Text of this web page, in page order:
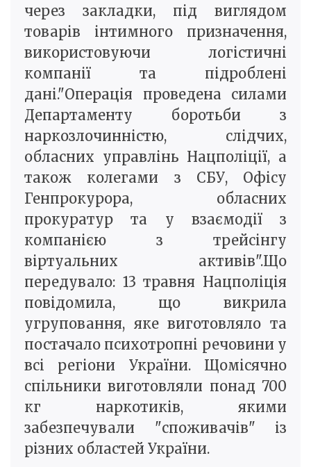
через закладки, під виглядом
товарів інтимного призначення,
використовуючи логістичні
компанії та підроблені
дані."Операція проведена силами
Департаменту боротьби з
наркозлочинністю, слідчих,
обласних управлінь Нацполіції, а
також колегами з СБУ, Офісу
Генпрокурора, обласних
прокуратур та у взаємодії з
компанією з трейсінгу
віртуальних активів".Що
передувало: 13 травня Нацполіція
повідомила, що викрила
угруповання, яке виготовляло та
постачало психотропні речовини у
всі регіони України. Щомісячно
спільники виготовляли понад 700
кг наркотиків, якими
забезпечували "споживачів" із
різних областей України.